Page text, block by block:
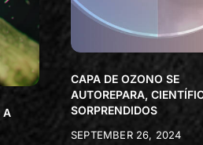
A
CAPA DE OZONO SE
AUTOREPARA,
SORPRENDIDOS
SEPTEMBER 26, 2024